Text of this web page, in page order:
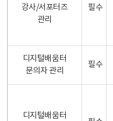
강사/서포터즈
관리
필수
디지털배움터
문의자 관리
필수
디지털배움터